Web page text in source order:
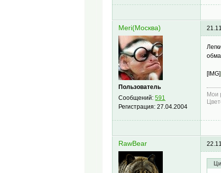
Meri(Москва)
Пользователь
Сообщений:591
Регистрация:27.04.2004
[IMG]
Мои
RawBear